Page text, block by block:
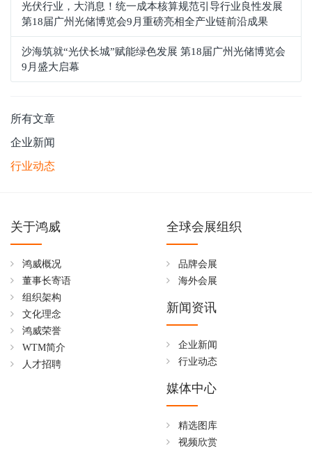
光伏行业，大消息！统一成本核算规范引导行业良性发展
第18届广州光储博览会9月重磅亮相全产业链前沿成果
沙海筑就“光伏长城”赋能绿色发展 第18届广州光储博览会
9月盛大启幕
所有文章
企业新闻
行业动态
关于鸿威
鸿威概况
董事长寄语
组织架构
文化理念
鸿威荣誉
WTM简介
人才招聘
全球会展组织
品牌会展
海外会展
新闻资讯
企业新闻
行业动态
媒体中心
精选图库
视频欣赏